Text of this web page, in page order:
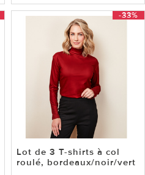
-33%
Lot de 3 T-shirts à col
roulé, bordeaux/noir/vert